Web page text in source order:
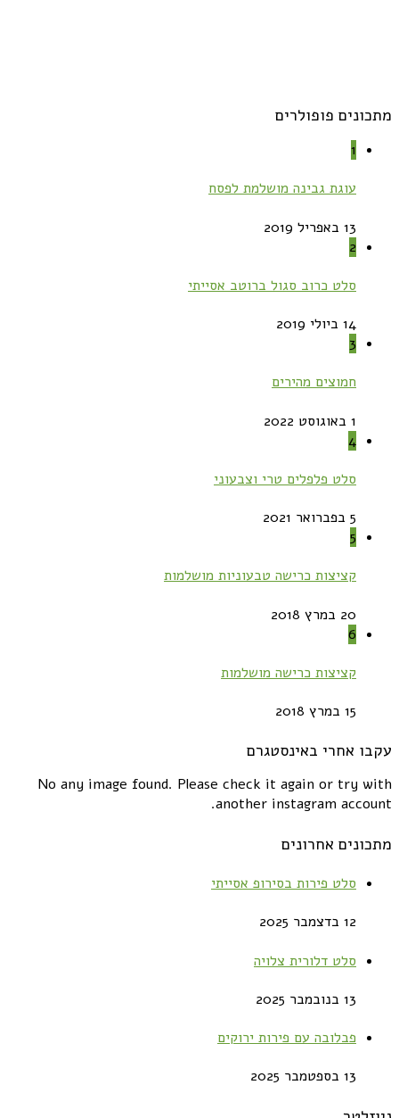
מתכונים פופולרים
1
עוגת גבינה מושלמת לפסח
13 באפריל 2019
2
סלט כרוב סגול ברוטב אסייתי
14 ביולי 2019
3
חמוצים מהירים
1 באוגוסט 2022
4
סלט פלפלים טרי וצבעוני
5 בפברואר 2021
5
קציצות כרישה טבעוניות מושלמות
20 במרץ 2018
6
קציצות כרישה מושלמות
15 במרץ 2018
עקבו אחרי באינסטגרם
No any image found. Please check it again or try with
another instagram account.
מתכונים אחרונים
סלט פירות בסירופ אסייתי
12 בדצמבר 2025
סלט דלורית צלויה
13 בנובמבר 2025
פבלובה עם פירות ירוקים
13 בספטמבר 2025